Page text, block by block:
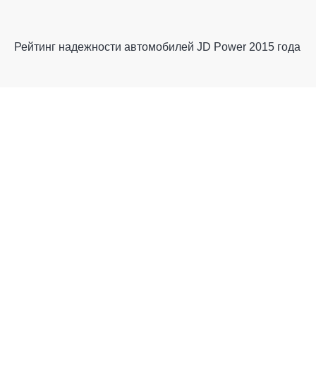
Рейтинг надежности автомобилей JD Power 2015 года